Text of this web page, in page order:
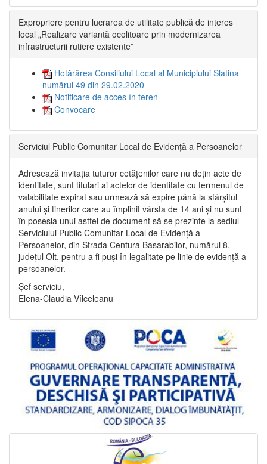
Expropriere pentru lucrarea de utilitate publică de interes
local „Realizare variantă ocolitoare prin modernizarea
infrastructurii rutiere existente”
Hotărârea Consiliului Local al Municipiului Slatina
numărul 49 din 29.02.2020
Notificare de acces în teren
Convocare
Serviciul Public Comunitar Local de Evidență a Persoanelor
Adresează invitația tuturor cetățenilor care nu dețin acte de
identitate, sunt titulari ai actelor de identitate cu termenul de
valabilitate expirat sau urmează să expire până la sfârșitul
anului și tinerilor care au împlinit vârsta de 14 ani și nu sunt
în posesia unui astfel de document să se prezinte la sediul
Serviciului Public Comunitar Local de Evidență a
Persoanelor, din Strada Centura Basarabilor, numărul 8,
județul Olt, pentru a fi puși în legalitate pe linie de evidență a
persoanelor.
Șef serviciu,
Elena-Claudia Vîlceleanu